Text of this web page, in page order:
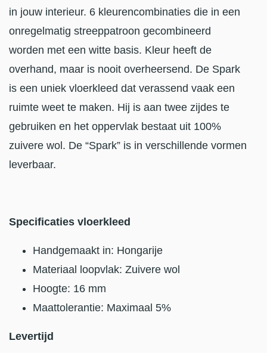
in jouw interieur. 6 kleurencombinaties die in een
onregelmatig streeppatroon gecombineerd
worden met een witte basis. Kleur heeft de
overhand, maar is nooit overheersend. De Spark
is een uniek vloerkleed dat verassend vaak een
ruimte weet te maken. Hij is aan twee zijdes te
gebruiken en het oppervlak bestaat uit 100%
zuivere wol. De “Spark” is in verschillende vormen
leverbaar.
Specificaties vloerkleed
Handgemaakt in: Hongarije
Materiaal loopvlak: Zuivere wol
Hoogte: 16 mm
Maattolerantie: Maximaal 5%
Levertijd